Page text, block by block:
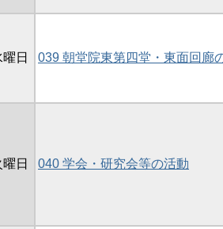
日 039 朝堂院東第四堂・東面回廊
日 040 学会・研究会等の活動